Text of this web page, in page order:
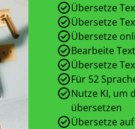
Übersetze
Übersetze
Übersetze
Bearbeite
Übersetze
Für 52
Nutze KI, um
übersetzen
Übersetze